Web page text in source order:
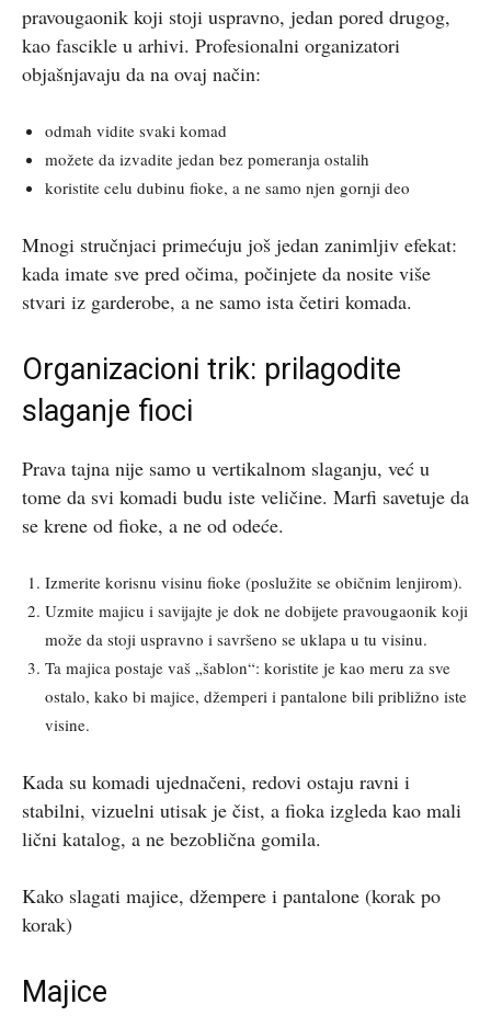
pravougaonik koji stoji uspravno, jedan pored drugog,
kao fascikle u arhivi. Profesionalni organizatori
objašnjavaju da na ovaj način:
odmah vidite svaki komad
možete da izvadite jedan bez pomeranja ostalih
koristite celu dubinu fioke, a ne samo njen gornji deo
Mnogi stručnjaci primećuju još jedan zanimljiv efekat:
kada imate sve pred očima, počinjete da nosite više
stvari iz garderobe, a ne samo ista četiri komada.
Organizacioni trik: prilagodite
slaganje fioci
Prava tajna nije samo u vertikalnom slaganju, već u
tome da svi komadi budu iste veličine. Marfi savetuje da
se krene od fioke, a ne od odeće.
Izmerite korisnu visinu fioke (poslužite se običnim lenjirom).
Uzmite majicu i savijajte je dok ne dobijete pravougaonik koji
može da stoji uspravno i savršeno se uklapa u tu visinu.
Ta majica postaje vaš „šablon“: koristite je kao meru za sve
ostalo, kako bi majice, džemperi i pantalone bili približno iste
visine.
Kada su komadi ujednačeni, redovi ostaju ravni i
stabilni, vizuelni utisak je čist, a fioka izgleda kao mali
lični katalog, a ne bezoblična gomila.
Kako slagati majice, džempere i pantalone (korak po
korak)
Majice